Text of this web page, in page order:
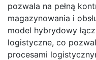
pozwala na pełną
magazynowania i
model hybrydowy
logistyczne, co
procesami